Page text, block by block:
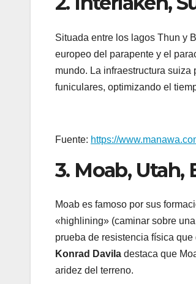
Situada entre los lagos Thun y
europeo del parapente y el
mundo. La infraestructura
funiculares, optimizando el
Fuente: https://
3. Moab, Utah,
Moab es famoso por sus
«highlining» (caminar sobre
prueba de resistencia física
Konrad Davila destaca que
aridez del terreno.